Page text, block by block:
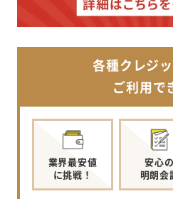
各種クレジ
ご利用で
業界最安値
に挑戦！
安心の
明朗会